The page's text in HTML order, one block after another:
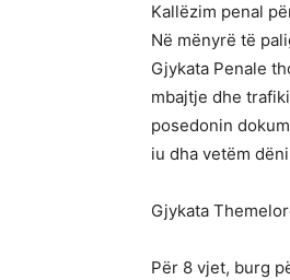
Kallëzim penal
Në mënyrë të
Gjykata Penale
mbajtje dhe
posedonin
iu dha vetëm
Gjykata
Për 8 vjet, burg